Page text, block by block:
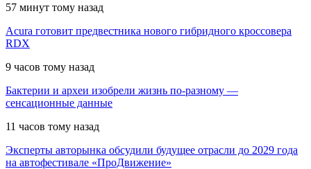
57 минут тому назад
Acura готовит предвестника нового гибридного кроссовера
RDX
9 часов тому назад
Бактерии и археи изобрели жизнь по-разному —
сенсационные данные
11 часов тому назад
Эксперты авторынка обсудили будущее отрасли до 2029 года
на автофестивале «ПроДвижение»